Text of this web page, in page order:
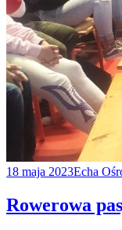
18 maja 2023Echa
Rowerowa